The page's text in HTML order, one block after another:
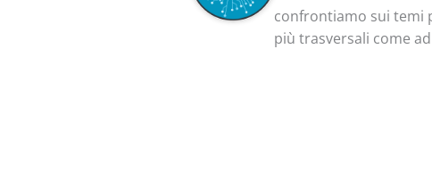
confrontiamo sui temi
più trasversali come